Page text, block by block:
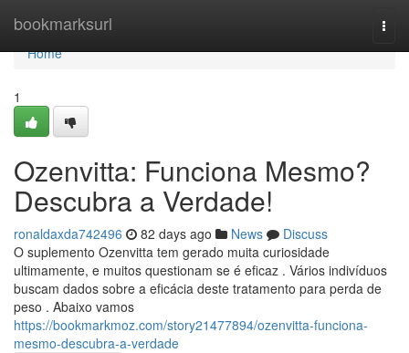
bookmarksurl
Home
Home
1
Ozenvitta: Funciona Mesmo?
Descubra a Verdade!
ronaldaxda742496 82 days ago News
Discuss
O suplemento Ozenvitta tem gerado muita curiosidade
ultimamente, e muitos questionam se é eficaz . Vários indivíduos
buscam dados sobre a eficácia deste tratamento para perda de
peso . Abaixo vamos
https://bookmarkmoz.com/story21477894/ozenvitta-funciona-
mesmo-descubra-a-verdade